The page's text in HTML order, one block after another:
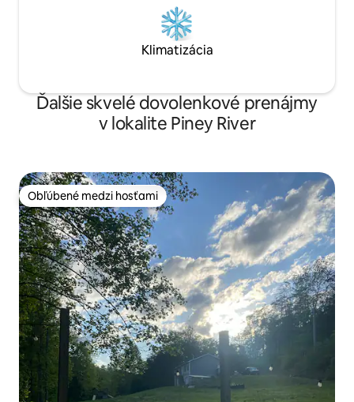
Klimatizácia
Ďalšie skvelé dovolenkové prenájmy
v lokalite Piney River
Obľúbené medzi hosťami
Obľúbené medzi hosťami